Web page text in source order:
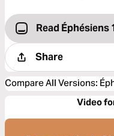
Read Éphésiens
Share
Compare All Versions:
Video